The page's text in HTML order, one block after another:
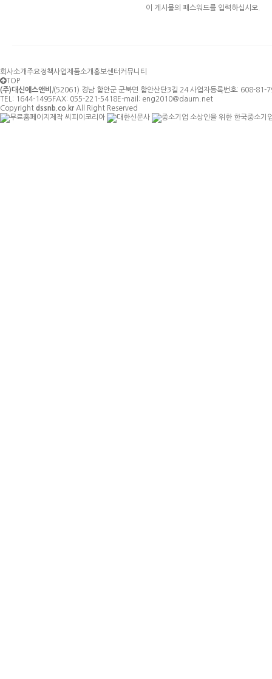
이 게시물의 패스워드를 입력하십시오.
회사소개주요정책사업제품소개홍보센터 커뮤니티
TOP
(주)대신에스앤비 |(52061) 경남 함안군 군북면 함안산단3길 24사업자등록번호: 608-81-
TEL: 1644-1495 FAX: 055-221-5418E-mail: eng2010@daum.net
Copyright dssnb.co.kr All Right Reserved